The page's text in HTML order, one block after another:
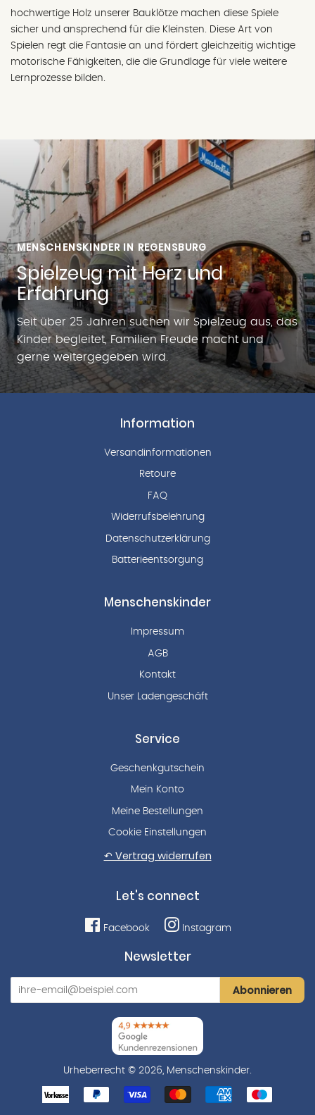
hochwertige Holz unserer Bauklötze machen diese Spiele
sicher und ansprechend für die Kleinsten. Diese Art von
Spielen regt die Fantasie an und fördert gleichzeitig wichtige
motorische Fähigkeiten, die die Grundlage für viele weitere
Lernprozesse bilden.
MENSCHENSKINDER IN REGENSBURG
Spielzeug mit Herz und
Erfahrung
Seit über 25 Jahren suchen wir Spielzeug aus, das
Kinder begleitet, Familien Freude macht und
gerne weitergegeben wird.
Information
Versandinformationen
Retoure
FAQ
Widerrufsbelehrung
Datenschutzerklärung
Batterieentsorgung
Menschenskinder
Impressum
AGB
Kontakt
Unser Ladengeschäft
Service
Geschenkgutschein
Mein Konto
Meine Bestellungen
Cookie Einstellungen
↶ Vertrag widerrufen
Let's connect
Facebook Instagram
Newsletter
Abonnieren
Urheberrecht © 2026, Menschenskinder.
Zahlungsarten